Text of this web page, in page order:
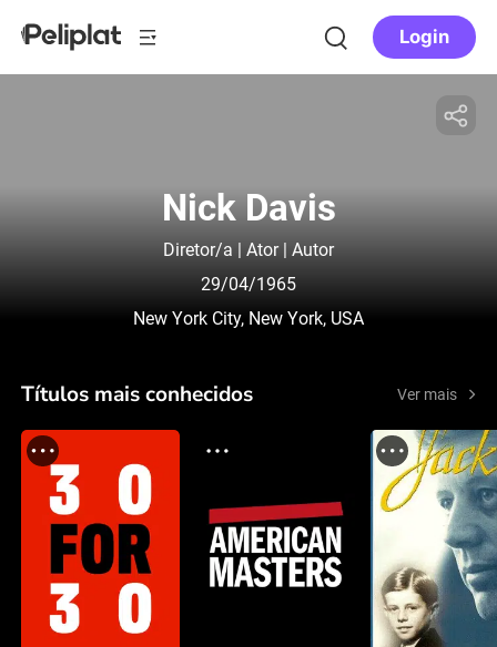
Login
Nick Davis
Diretor/a | Ator | Autor
29/04/1965
New York City, New York, USA
Títulos mais conhecidos Ver mais